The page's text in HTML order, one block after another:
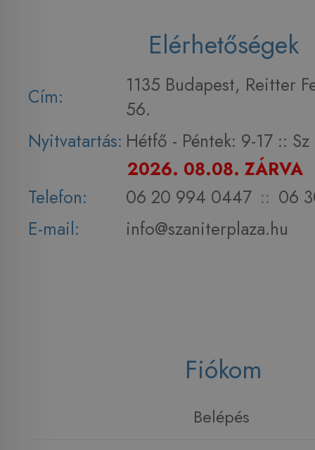
Elérhetőségek
Cím:
1135 Budapest, Reitter
56.
Nyitvatartás: Hétfő - Péntek: 9-17 :: Sz
2026. 08.08. ZÁRVA
Telefon:
06 20 994 0447 :: 06
E-mail:
info@szaniterplaza.hu
Fiókom
Belépés